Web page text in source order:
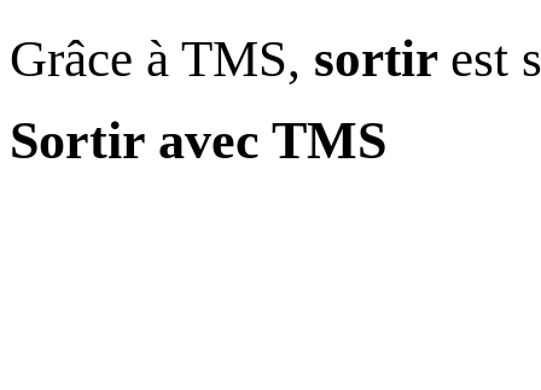
Grâce à TMS, sortir est
Sortir avec TMS